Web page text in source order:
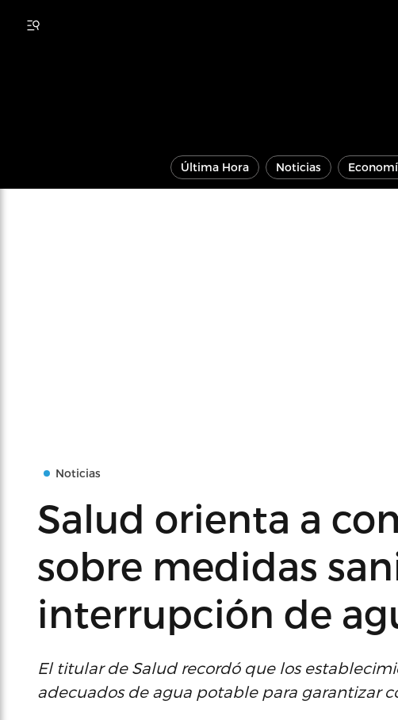
Última Hora Noticias
Noticias
Salud orienta a
sobre medidas
interrupción de
El titular de Salud recordó que los
adecuados de agua potable para garantizar